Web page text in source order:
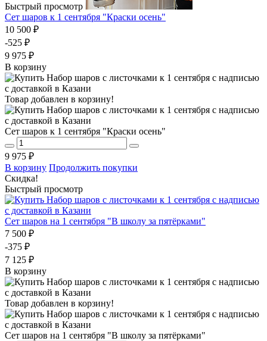
Быстрый просмотр
Сет шаров к 1 сентября "Краски осень"
10 500 ₽
-525 ₽
9 975 ₽
В корзину
Товар добавлен в корзину!
Сет шаров к 1 сентября "Краски осень"
9 975 ₽
В корзину Продолжить покупки
Скидка!
Быстрый просмотр
Сет шаров на 1 сентября "В школу за пятёрками"
7 500 ₽
-375 ₽
7 125 ₽
В корзину
Товар добавлен в корзину!
Сет шаров на 1 сентября "В школу за пятёрками"